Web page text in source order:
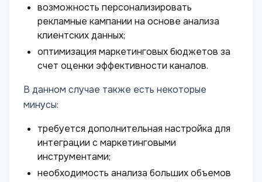
возможность персонализировать
рекламные кампании на основе анализа
клиентских данных;
оптимизация маркетинговых бюджетов за
счет оценки эффективности каналов.
В данном случае также есть некоторые
минусы:
требуется дополнительная настройка для
интеграции с маркетинговыми
инструментами;
необходимость анализа больших объемов